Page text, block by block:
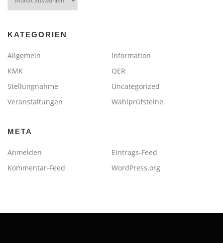
KATEGORIEN
Allgemein
Information
KMK
OER
Stellungnahme
Uncategorized
Veranstaltungen
Wahlprüfsteine
META
Anmelden
Eintrags-Feed
Kommentar-Feed
WordPress.org